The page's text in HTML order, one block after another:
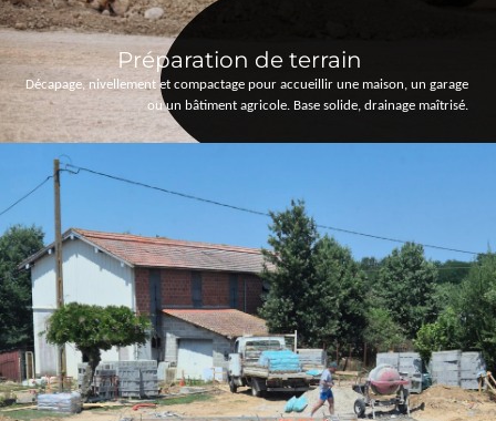
Préparation de terrain
Décapage, nivellement et compactage pour accueillir une maison, un garage
ou un bâtiment agricole. Base solide, drainage maîtrisé.